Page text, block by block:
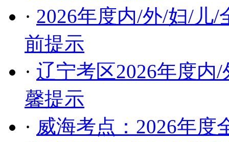
· 2026年度内/外/妇/儿
前提示
· 辽宁考区2026年度内
馨提示
· 威海考点：2026年度